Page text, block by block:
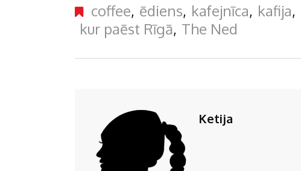
coffee, ēdiens, kafejnīca, kafija,
kur paēst Rīgā, The Ned
Ketija